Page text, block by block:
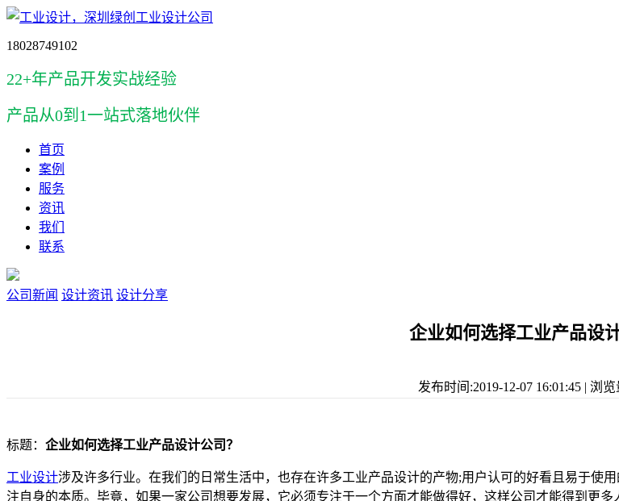
18028749102
22+年产品开发实战经验
产品从0到1一站式落地伙伴
首页
案例
服务
资讯
我们
联系
公司新闻 设计资讯 设计分享
企业如何选择工业产品设
发布时间:2019-12-07 16:01:45 | 浏览
标题： 企业如何选择工业产品设计公司？
工业设计涉及许多行业。在我们的日常生活中，也存在许多工业产品设计的产物;用户认可的好看且易于使
注自身的本质。毕竟，如果一家公司想要发展，它必须专注于一个方面才能做得好，这样公司才能得到更